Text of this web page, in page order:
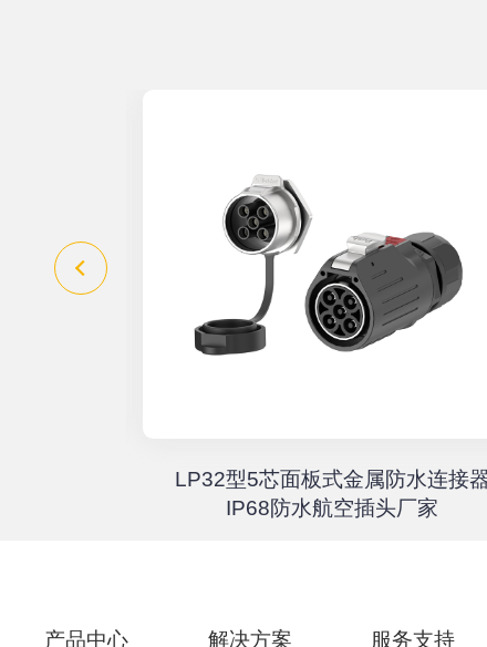
LP32型5芯面板式金属防水连接
IP68防水航空插头厂家
产品中心 解决方案 服务支持